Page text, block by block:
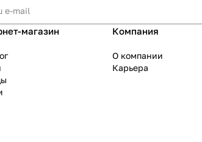
магазин Компания
О компании
Карьера